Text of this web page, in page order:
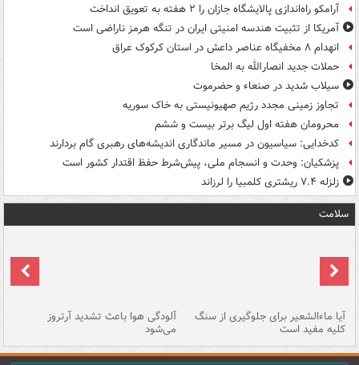
آرامکو راه‌اندازی پالایشگاه جازان را ۲ هفته به تعویق انداخت
آمریکا از تثبیت هندسه امنیتی ایران در تنگه هرمز ناراضی است
انهدام ۸ مخفیگاه عناصر داعش در استان کرکوک عراق
حملات جدید انصارالله به المخا
سیلاب شدید در صنعاء و حضرموت
تجاوز زمینی مجدد رژیم صهیونیستی به خاک سوریه
محرومان هفته اول لیگ برتر بیست و ششم
کدخدایی: سیاسیون در مسیر ماندگاری اندیشه‌های رهبری گام بردارند
پزشکیان: وحدت و انسجام ملی، پیش‌شرط حفظ اقتدار کشور است
زلزله ۷.۴ ریشتری کلمبیا را لرزاند
سلامت
آیا ماءالشعیر برای جلوگیری از سنگ
کلیه مفید است
آلودگی هوا باعث تشدید آرتروز
می‌شود